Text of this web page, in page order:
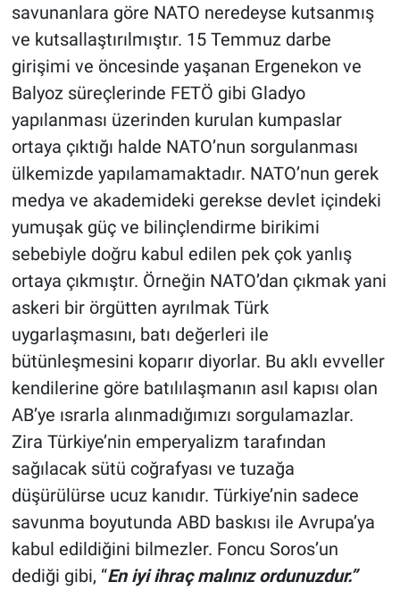
savunanlara göre NATO neredeyse kutsanmış
ve kutsallaştırılmıştır. 15 Temmuz darbe
girişimi ve öncesinde yaşanan Ergenekon ve
Balyoz süreçlerinde FETÖ gibi Gladyo
yapılanması üzerinden kurulan kumpaslar
ortaya çıktığı halde NATO’nun sorgulanması
ülkemizde yapılamamaktadır. NATO’nun gerek
medya ve akademideki gerekse devlet içindeki
yumuşak güç ve bilinçlendirme birikimi
sebebiyle doğru kabul edilen pek çok yanlış
ortaya çıkmıştır. Örneğin NATO’dan çıkmak yani
askeri bir örgütten ayrılmak Türk
uygarlaşmasını, batı değerleri ile
bütünleşmesini koparır diyorlar. Bu aklı evveller
kendilerine göre batılılaşmanın asıl kapısı olan
AB’ye ısrarla alınmadığımızı sorgulamazlar.
Zira Türkiye’nin emperyalizm tarafından
sağılacak sütü coğrafyası ve tuzağa
düşürülürse ucuz kanıdır. Türkiye’nin sadece
savunma boyutunda ABD baskısı ile Avrupa’ya
kabul edildiğini bilmezler. Foncu Soros’un
dediği gibi, “En iyi ihraç malınız ordunuzdur.”